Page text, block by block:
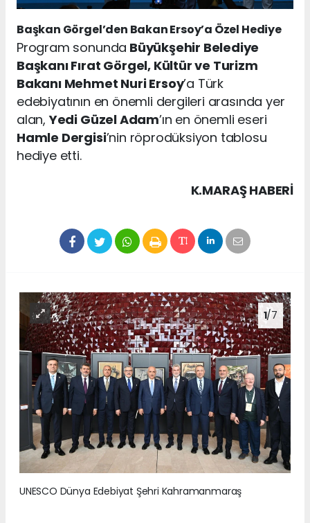
Başkan Görgel’den Bakan Ersoy’a Özel Hediye
Program sonunda Büyükşehir Belediye
Başkanı Fırat Görgel, Kültür ve Turizm
Bakanı Mehmet Nuri Ersoy’a Türk
edebiyatının en önemli dergileri arasında yer
alan,Yedi Güzel Adam’ın en önemli eseri
Hamle Dergisi’nin röprodüksiyon tablosu
hediye etti.
K.MARAŞ HABERİ
1/7
UNESCO Dünya Edebiyat Şehri Kahramanmaraş